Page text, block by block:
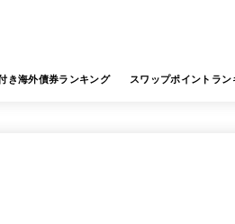
き海外債券ランキング スワップポイントラン